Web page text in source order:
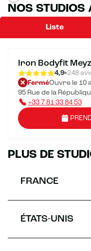
NOS STUDIOS
Liste
Iron Bodyfit
4,9 248
FerméOuvre le 10
95 Rue de la
+33 7 81 33 84 53
PLUS DE
FRANCE
ÉTATS-UNIS